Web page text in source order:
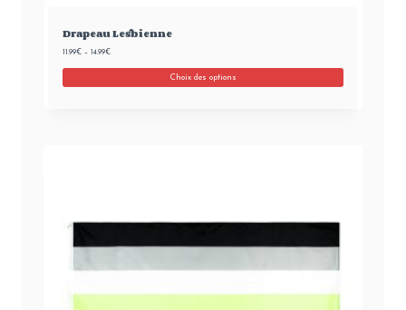
Drapeau Lesbienne
11.99€– 14.99€
Choix des options